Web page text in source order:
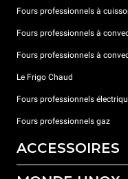
Fours professionnels à
Fours professionnels à
Fours professionnels à
Le Frigo Chaud
Fours professionnels
Fours professionnels gaz
ACCESSOIRES